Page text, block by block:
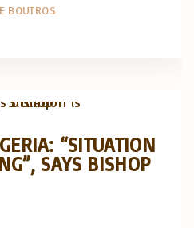
BOUTROS
“SITUATION
SAYS BISHOP